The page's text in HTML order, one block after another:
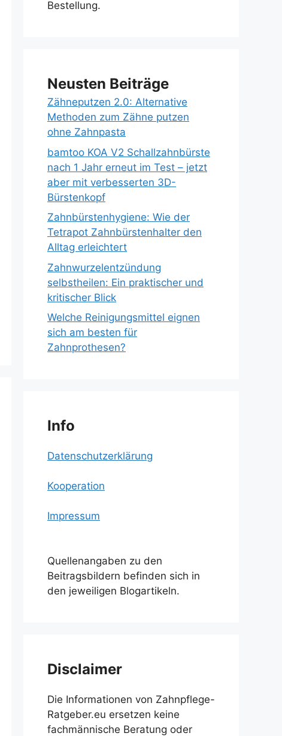
Bestellung.
Neusten Beiträge
Zähneputzen 2.0: Alternative
Methoden zum Zähne putzen
ohne Zahnpasta
bamtoo KOA V2 Schallzahnbürste
nach 1 Jahr erneut im Test – jetzt
aber mit verbesserten 3D-
Bürstenkopf
Zahnbürstenhygiene: Wie der
Tetrapot Zahnbürstenhalter den
Alltag erleichtert
Zahnwurzelentzündung
selbstheilen: Ein praktischer und
kritischer Blick
Welche Reinigungsmittel eignen
sich am besten für
Zahnprothesen?
Info
Datenschutzerklärung
Kooperation
Impressum
Quellenangaben zu den
Beitragsbildern befinden sich in
den jeweiligen Blogartikeln.
Disclaimer
Die Informationen von Zahnpflege-
Ratgeber.eu ersetzen keine
fachmännische Beratung oder